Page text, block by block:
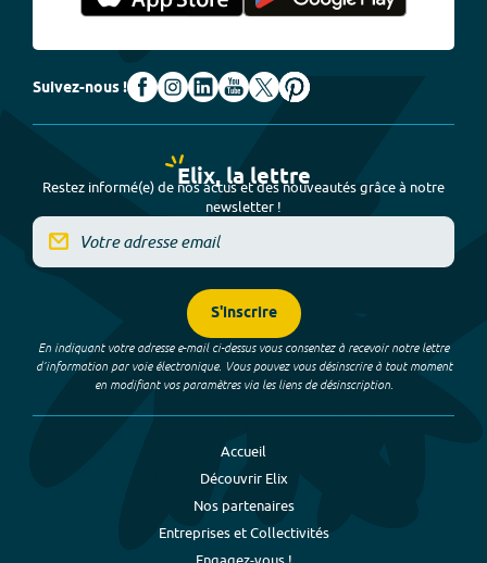
Suivez-nous !
Elix, la lettre
Restez informé(e) de nos actus et des nouveautés grâce à notre
newsletter !
S'inscrire
En indiquant votre adresse e-mail ci-dessus vous consentez à recevoir notre lettre
d’information par voie électronique. Vous pouvez vous désinscrire à tout moment
en modifiant vos paramètres via les liens de désinscription.
Accueil
Découvrir Elix
Nos partenaires
Entreprises et Collectivités